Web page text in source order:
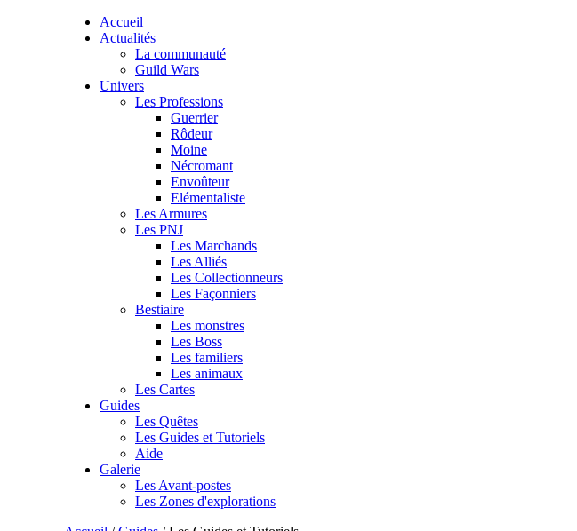
Accueil
Actualités
La communauté
Guild Wars
Univers
Les Professions
Guerrier
Rôdeur
Moine
Nécromant
Envoûteur
Elémentaliste
Les Armures
Les PNJ
Les Marchands
Les Alliés
Les Collectionneurs
Les Façonniers
Bestiaire
Les monstres
Les Boss
Les familiers
Les animaux
Les Cartes
Guides
Les Quêtes
Les Guides et Tutoriels
Aide
Galerie
Les Avant-postes
Les Zones d'explorations